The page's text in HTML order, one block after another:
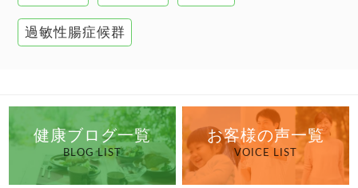
過敏性腸症候群
健康ブログ一覧
BLOG LIST
お客様の声一覧
VOICE LIST